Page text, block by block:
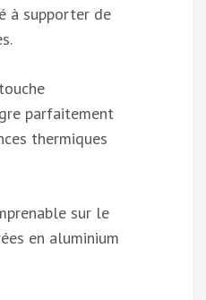
à supporter de
parfaitement
thermiques
sur le
en aluminium